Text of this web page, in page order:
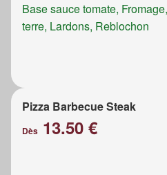
Base sauce tomate,
terre, Lardons, Reblochon
Pizza Barbecue Steak
Dès 13.50 €